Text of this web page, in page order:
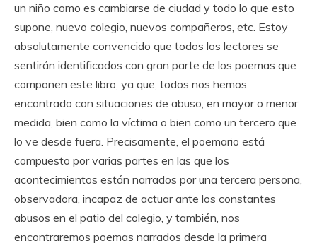
un niño como es cambiarse de ciudad y todo lo que esto
supone, nuevo colegio, nuevos compañeros, etc. Estoy
absolutamente convencido que todos los lectores se
sentirán identificados con gran parte de los poemas que
componen este libro, ya que, todos nos hemos
encontrado con situaciones de abuso, en mayor o menor
medida, bien como la víctima o bien como un tercero que
lo ve desde fuera. Precisamente, el poemario está
compuesto por varias partes en las que los
acontecimientos están narrados por una tercera persona,
observadora, incapaz de actuar ante los constantes
abusos en el patio del colegio, y también, nos
encontraremos poemas narrados desde la primera